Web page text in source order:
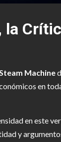
la
Machine
en
en este
y